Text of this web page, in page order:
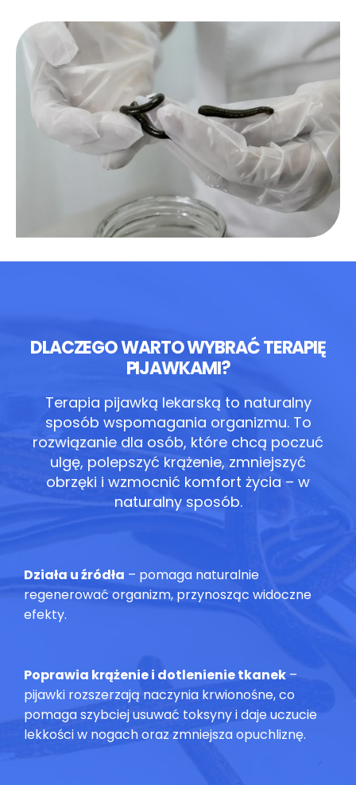
DLACZEGO WARTO WYBRAĆ TERAPIĘ
PIJAWKAMI?
Terapia pijawką lekarską to naturalny
sposób wspomagania organizmu. To
rozwiązanie dla osób, które chcą poczuć
ulgę, polepszyć krążenie, zmniejszyć
obrzęki i wzmocnić komfort życia – w
naturalny sposób.
Działa u źródła – pomaga naturalnie
regenerować organizm, przynosząc widoczne
efekty.
Poprawia krążenie i dotlenienie tkanek –
pijawki rozszerzają naczynia krwionośne, co
pomaga szybciej usuwać toksyny i daje uczucie
lekkości w nogach oraz zmniejsza opuchliznę.